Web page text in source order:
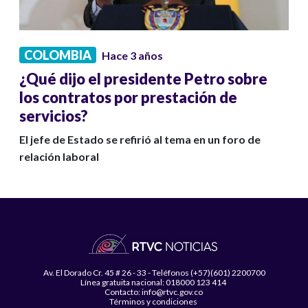
COLOMBIA Hace 3 años
¿Qué dijo el presidente Petro sobre
los contratos por prestación de
servicios?
El jefe de Estado se refirió al tema en un foro de
relación laboral
Av. El Dorado Cr. 45 # 26 - 33 - Teléfonos (+57)(601) 2200700
Línea gratuita nacional: 018000 123 414
Contacto: info@rtvc.gov.co
Términos y condiciones